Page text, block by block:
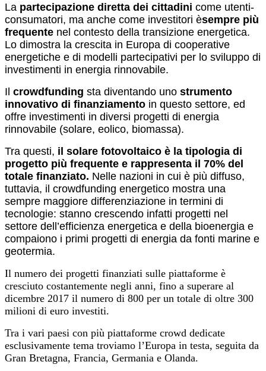
La partecipazione diretta dei cittadini come utenti-
consumatori, ma anche come investitori èsempre più
frequente nel contesto della transizione energetica.
Lo dimostra la crescita in Europa di cooperative
energetiche e di modelli partecipativi per lo sviluppo di
investimenti in energia rinnovabile.
Il crowdfunding sta diventando uno strumento
innovativo di finanziamento in questo settore, ed
offre investimenti in diversi progetti di energia
rinnovabile (solare, eolico, biomassa).
Tra questi, il solare fotovoltaico è la tipologia di
progetto più frequente e rappresenta il 70% del
totale finanziato. Nelle nazioni in cui è più diffuso,
tuttavia, il crowdfunding energetico mostra una
sempre maggiore differenziazione in termini di
tecnologie: stanno crescendo infatti progetti nel
settore dell’efficienza energetica e della bioenergia e
compaiono i primi progetti di energia da fonti marine e
geotermia.
Il numero dei progetti finanziati sulle piattaforme è
cresciuto costantemente negli anni, fino a superare al
dicembre 2017 il numero di 800 per un totale di oltre 300
milioni di euro investiti.
Tra i vari paesi con più piattaforme crowd dedicate
esclusivamente tema troviamo l’Europa in testa, seguita da
Gran Bretagna, Francia, Germania e Olanda.